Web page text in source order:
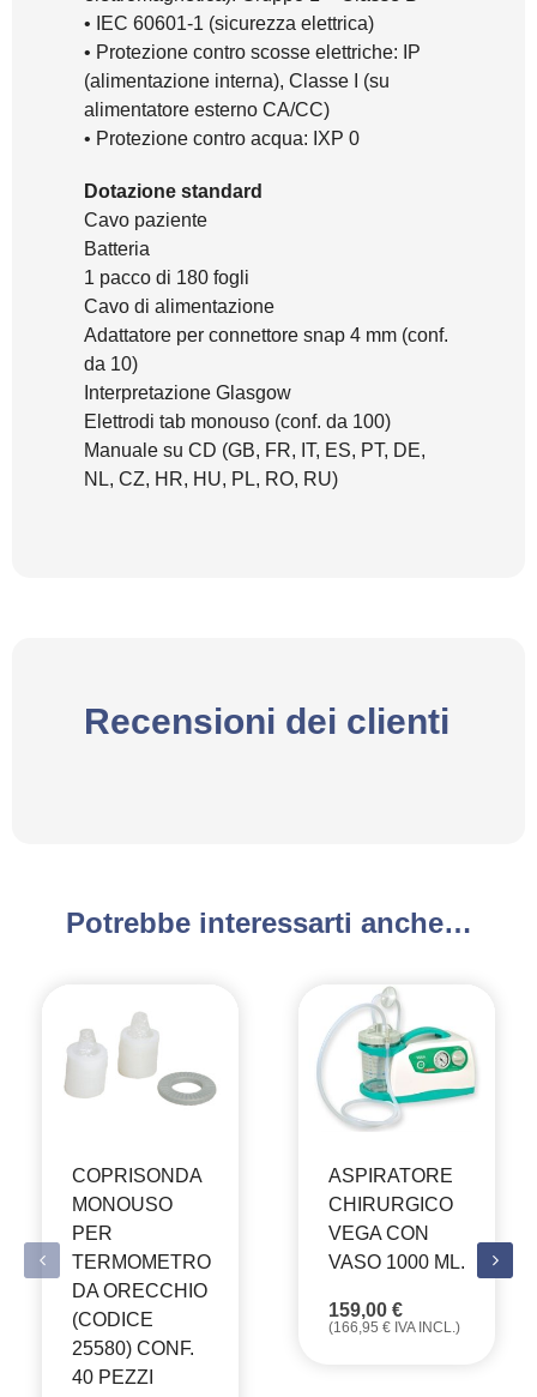
• IEC 60601-1 (sicurezza elettrica)
• Protezione contro scosse elettriche: IP
(alimentazione interna), Classe I (su
alimentatore esterno CA/CC)
• Protezione contro acqua: IXP 0
Dotazione standard
Cavo paziente
Batteria
1 pacco di 180 fogli
Cavo di alimentazione
Adattatore per connettore snap 4 mm (conf.
da 10)
Interpretazione Glasgow
Elettrodi tab monouso (conf. da 100)
Manuale su CD (GB, FR, IT, ES, PT, DE,
NL, CZ, HR, HU, PL, RO, RU)
Recensioni dei clienti
Potrebbe interessarti anche…
COPRISONDA
MONOUSO
PER
TERMOMETRO
DA ORECCHIO
(CODICE
25580) CONF.
40 PEZZI
ASPIRATORE
CHIRURGICO
VEGA CON
VASO 1000 ML.
159,00 €
(166,95 € IVA INCL.)